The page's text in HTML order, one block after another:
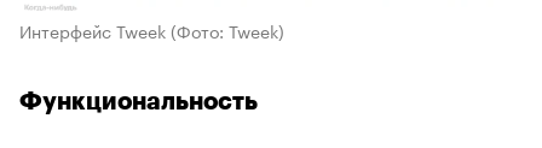
Интерфейс Tweek (Фото: Tweek)
Функциональность